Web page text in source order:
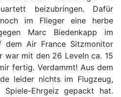
beizubringen. Dafür
im Flieger eine herbe
Marc Biedenkapp im
dem Air France Sitzmonitor
war mit den 26 Leveln ca. 15
fertig. Verdammt! Aus dem
leider nichts im Flugzeug,
Ehrgeiz gepackt hat.